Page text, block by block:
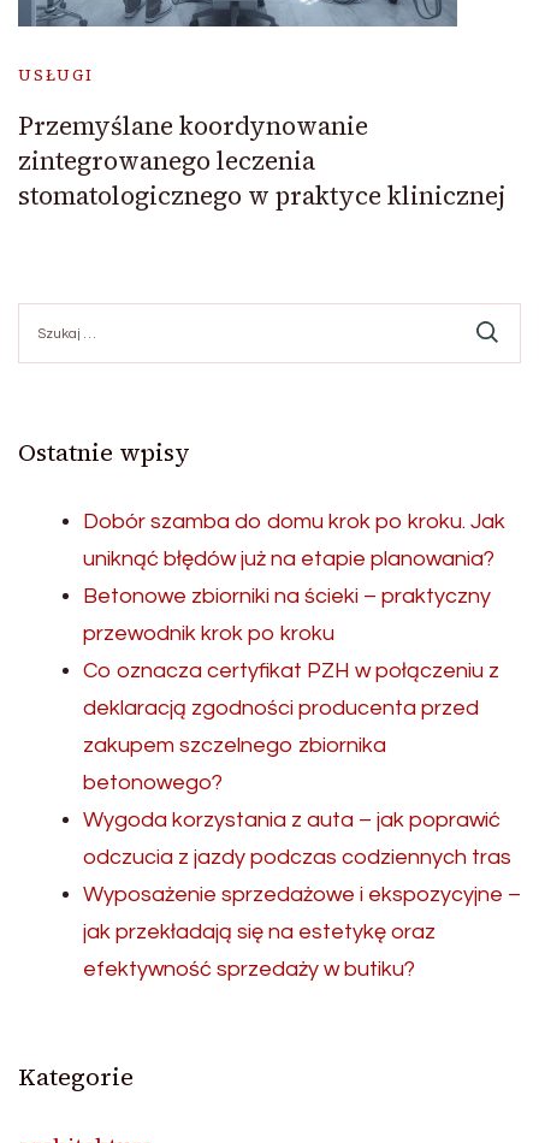
USŁUGI
Przemyślane koordynowanie
zintegrowanego leczenia
stomatologicznego w praktyce klinicznej
Ostatnie wpisy
Dobór szamba do domu krok po kroku. Jak
uniknąć błędów już na etapie planowania?
Betonowe zbiorniki na ścieki – praktyczny
przewodnik krok po kroku
Co oznacza certyfikat PZH w połączeniu z
deklaracją zgodności producenta przed
zakupem szczelnego zbiornika
betonowego?
Wygoda korzystania z auta – jak poprawić
odczucia z jazdy podczas codziennych tras
Wyposażenie sprzedażowe i ekspozycyjne –
jak przekładają się na estetykę oraz
efektywność sprzedaży w butiku?
Kategorie